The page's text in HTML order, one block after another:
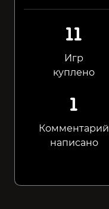
11
Игр
куплено
1
Комментарий
написано